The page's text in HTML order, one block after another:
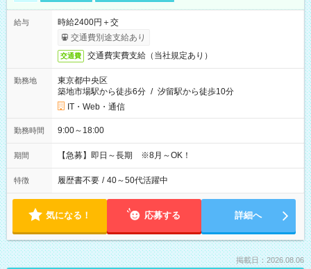
給与
時給2400円＋交
交通費別途支給あり
交通費 交通費実費支給（当社規定あり）
勤務地
東京都中央区
築地市場駅から徒歩6分 / 汐留駅から徒歩10分
IT・Web・通信
勤務時間 9:00～18:00
期間 【急募】即日～長期 ※8月～OK！
特徴 履歴書不要 / 40～50代活躍中
気になる！ 応募する 詳細へ
掲載日：2026.08.06